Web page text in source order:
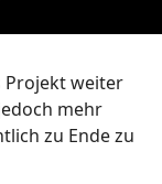
Projekt weiter
mehr
zu Ende zu